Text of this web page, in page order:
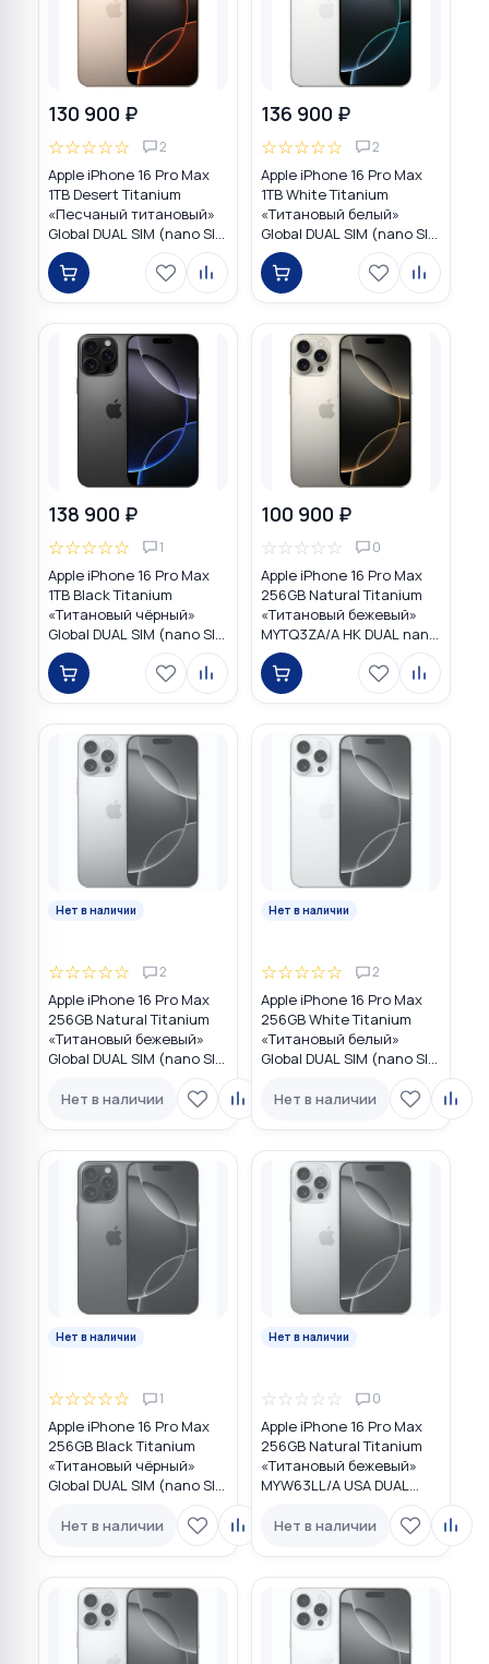
130 900 ₽
☆☆☆☆☆ 2
Apple iPhone 16 Pro Max
1TB Desert Titanium
«Песчаный титановый»
Global DUAL SIM (nano SIM
+ eSIM)
136 900 ₽
☆☆☆☆☆ 2
Apple iPhone 16 Pro Max
1TB White Titanium
«Титановый белый»
Global DUAL SIM (nano SIM
+ eSIM)
138 900 ₽
☆☆☆☆☆ 1
Apple iPhone 16 Pro Max
1TB Black Titanium
«Титановый чёрный»
Global DUAL SIM (nano SIM
+ eSIM)
100 900 ₽
☆☆☆☆☆ 0
Apple iPhone 16 Pro Max
256GB Natural Titanium
«Tитановый бежевый»
MYTQ3ZA/A HK DUAL nano
SIM
Нет в наличии
☆☆☆☆☆ 2
Apple iPhone 16 Pro Max
256GB Natural Titanium
«Tитановый бежевый»
Global DUAL SIM (nano SIM
Нет в наличии
Нет в наличии
☆☆☆☆☆ 2
Apple iPhone 16 Pro Max
256GB White Titanium
«Титановый белый»
Global DUAL SIM (nano SIM
Нет в наличии
Нет в наличии
☆☆☆☆☆ 1
Apple iPhone 16 Pro Max
256GB Black Titanium
«Титановый чёрный»
Global DUAL SIM (nano SIM
Нет в наличии
Нет в наличии
☆☆☆☆☆ 0
Apple iPhone 16 Pro Max
256GB Natural Titanium
«Tитановый бежевый»
MYW63LL/A USA DUAL
Нет в наличии